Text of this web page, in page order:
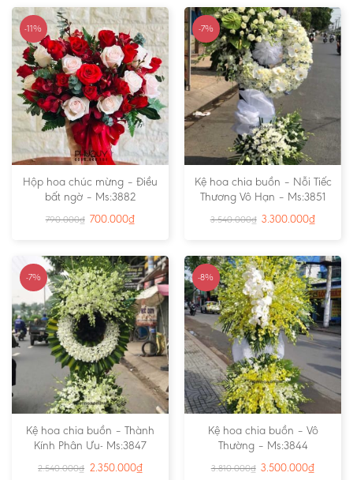
-11%
Hộp hoa chúc mừng – Điều
bất ngờ – Ms:3882
790.000₫ 700.000₫
-7%
Kệ hoa chia buồn – Nỗi Tiếc
Thương Vô Hạn – Ms:3851
3.540.000₫ 3.300.000₫
-7%
Kệ hoa chia buồn – Thành
Kính Phân Ưu- Ms:3847
2.540.000₫ 2.350.000₫
-8%
Kệ hoa chia buồn – Vô
Thường – Ms:3844
3.810.000₫ 3.500.000₫